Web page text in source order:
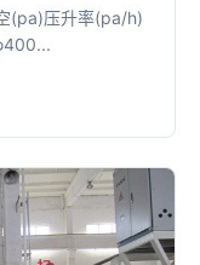
(pa)压升率(pa/h)